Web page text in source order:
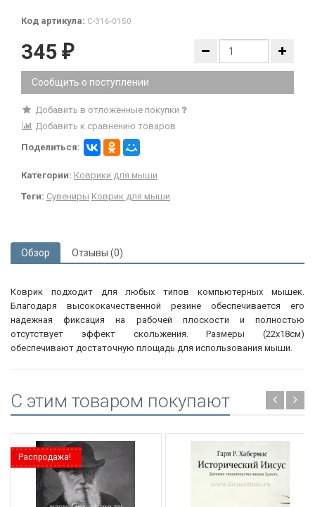
Код артикула: С-316-0150
345 ₽
Сообщить о поступлении
Добавить в отложенные покупки
Добавить к сравнению товаров
Поделиться:
Категории: Коврики для мыши
Теги: Сувениры Коврик для мыши
Обзор Отзывы (0)
Коврик подходит для любых типов компьютерных мышек.
Благодаря высококачественной резине обеспечивается его
надежная фиксация на рабочей плоскости и полностью
отсутствует эффект скольжения. Размеры (22x18см)
обеспечивают достаточную площадь для использования мыши.
C этим товаром покупают
Распродажа!